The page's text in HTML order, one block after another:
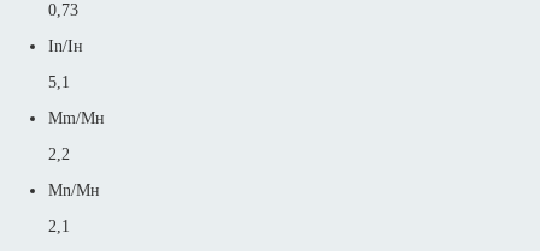
0,73
In/Iн
5,1
Mm/Mн
2,2
Mn/Mн
2,1